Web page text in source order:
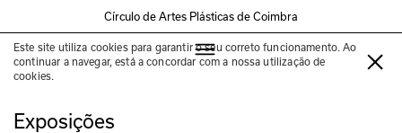
Círculo de Artes Plásticas de Coimbra
Este site utiliza cookies para garantir o seu correto funcionamento. Ao
continuar a navegar, está a concordar com a nossa utilização de
cookies.
Marta Pedro
Exposições